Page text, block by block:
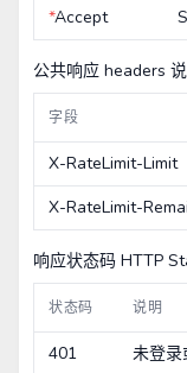
*Accept
公共响应 headers
字段
X-RateLimit-Limit
X-RateLimit-
响应状态码 HTTP
状态码 说明
401 未登录